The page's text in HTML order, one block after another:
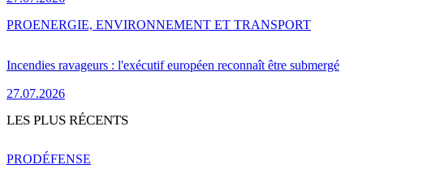
Incendies ravageurs : l'exécutif européen reconnaît être submergé
27.07.2026
PROENERGIE, ENVIRONNEMENT ET TRANSPORT
LES PLUS RÉCENTS
PRODÉFENSE